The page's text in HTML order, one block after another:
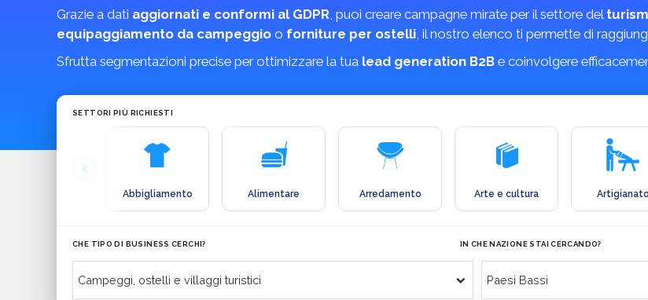
Grazie a dati aggiornati e conformi al GDPR, puoi creare campagne mirate per il settore del
equipaggiamento da campeggio o forniture per ostelli, il nostro elenco ti permette di
Sfrutta segmentazioni precise per ottimizzare la tua lead generation B2B e coinvolgere
SETTORI PIÙ RICHIESTI
Abbigliamento Alimentare Arredamento Arte e cultura Artigianato
CHE TIPO DI BUSINESS CERCHI? IN CHE NAZIONE STAI CERCANDO?